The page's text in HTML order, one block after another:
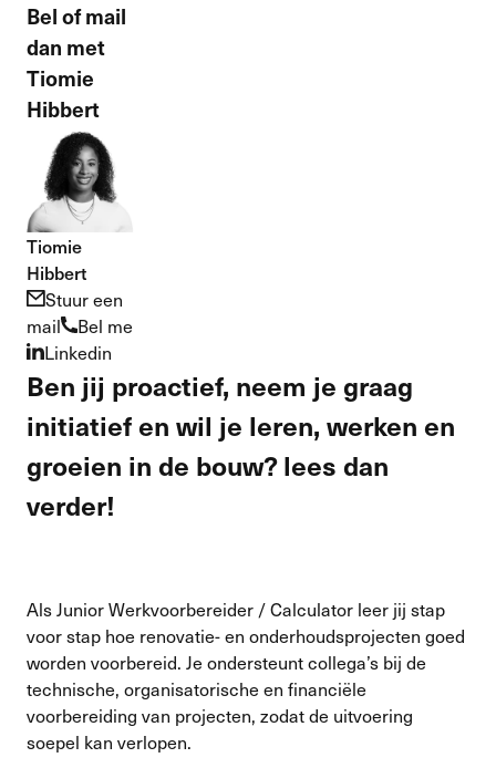
Bel of mail
dan met
Tiomie
Hibbert
Tiomie
Hibbert
Stuur een
mail
Bel me
Linkedin
Ben jij proactief, neem je graag
initiatief en wil je leren, werken en
groeien in de bouw? lees dan
verder!
Als Junior Werkvoorbereider / Calculator leer jij stap
voor stap hoe renovatie- en onderhoudsprojecten goed
worden voorbereid. Je ondersteunt collega’s bij de
technische, organisatorische en financiële
voorbereiding van projecten, zodat de uitvoering
soepel kan verlopen.